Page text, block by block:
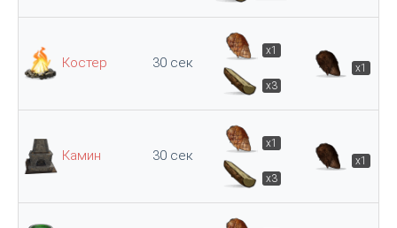
Костер 30 сек
x1
x3
x1
Камин 30 сек
x1
x3
x1